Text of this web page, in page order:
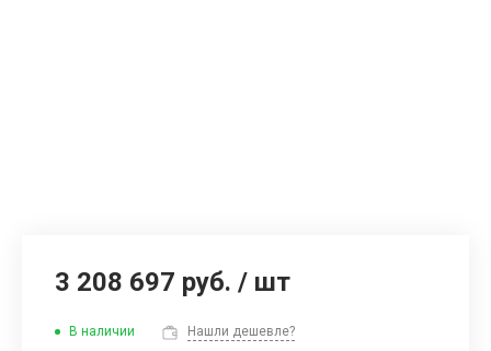
3 208 697 руб. / шт
В наличии Нашли дешевле?